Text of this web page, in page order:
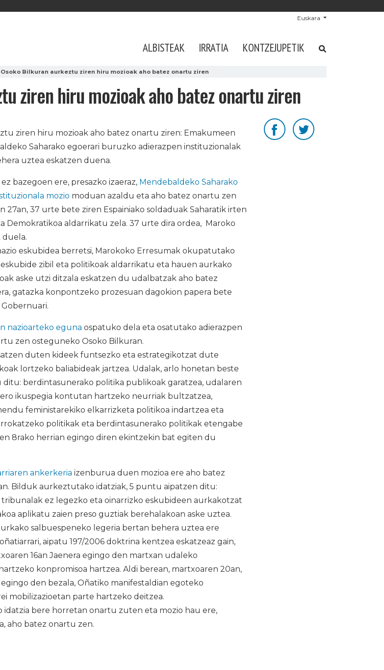
Euskara
ALBISTEAK IRRATIA KONTZEJUPETIK
Bilkuran aurkeztu ziren hiru mozioak aho batez onartu ziren
ziren hiru mozioak aho batez onartu ziren
ziren hiru mozioak aho batez onartu ziren: Emakumeen
Saharako egoerari buruzko adierazpen instituzionalak
uztea eskatzen duena.
bazegoen ere, presazko izaeraz, Mendebaldeko Saharako
mozio moduan azaldu eta aho batez onartu zen
27an, 37 urte bete ziren Espainiako soldaduak Saharatik irten
Demokratikoa aldarrikatu zela. 37 urte dira ordea, Maroko
eskubidea berretsi, Marokoko Erresumak okupatutako
zibil eta politikoak aldarrikatu eta hauen aurkako
aske utzi ditzala eskatzen du udalbatzak aho batez
gatazka konpontzeko prozesuan dagokion papera bete
Gobernuari.
nazioarteko eguna ospatuko dela eta osatutako adierazpen
zen osteguneko Osoko Bilkuran.
duten kideek funtsezko eta estrategikotzat dute
lortzeko baliabideak jartzea. Udalak, arlo honetan beste
berdintasunerako politika publikoak garatzea, udalaren
ikuspegia kontutan hartzeko neurriak bultzatzea,
feministarekiko elkarrizketa politikoa indartzea eta
politikak eta berdintasunerako politikak etengabe
8rako herrian egingo diren ekintzekin bat egiten du
ankerkeria izenburua duen mozioa ere aho batez
Bilduk aurkeztutako idatziak, 5 puntu aipatzen ditu:
ez legezko eta oinarrizko eskubideen aurkakotzat
aplikatu zaien preso guztiak berehalakoan aske uztea.
salbuespeneko legeria bertan behera uztea ere
aipatu 197/2006 doktrina kentzea eskatzeaz gain,
16an Jaenera egingo den martxan udaleko
konpromisoa hartzea. Aldi berean, martxoaren 20an,
den bezala, Oñatiko manifestaldian egoteko
mobilizazioetan parte hartzeko deitzea.
bere horretan onartu zuten eta mozio hau ere,
aho batez onartu zen.